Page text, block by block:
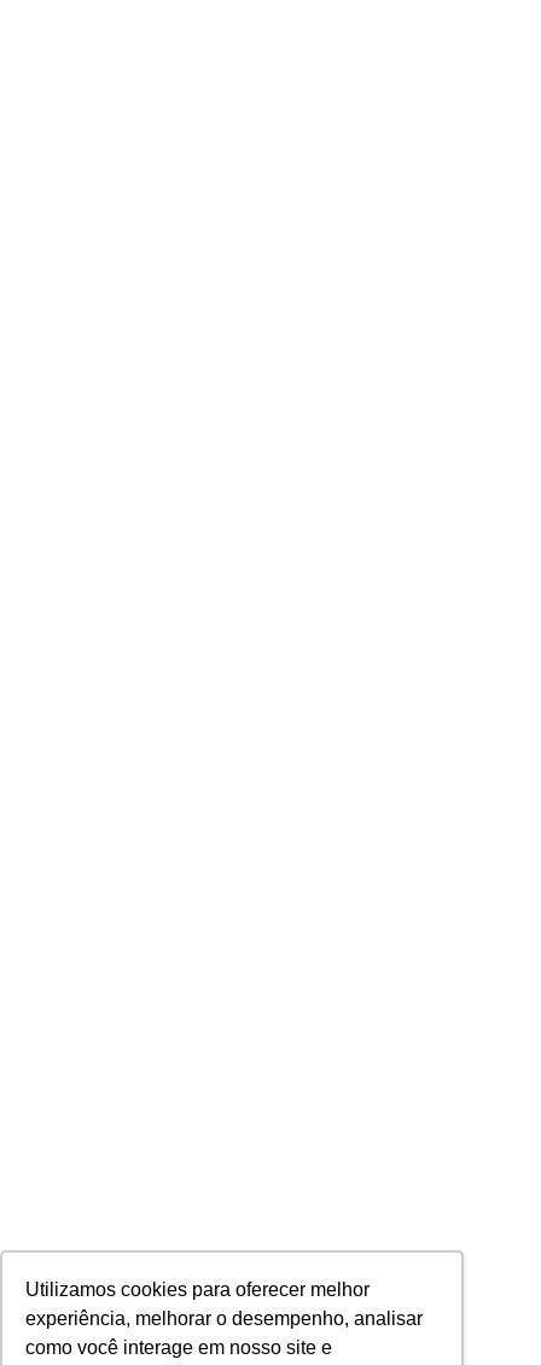
Utilizamos cookies para oferecer melhor
experiência, melhorar o desempenho, analisar
como você interage em nosso site e